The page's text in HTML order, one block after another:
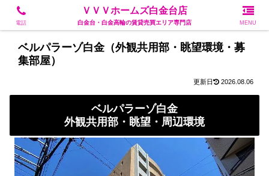
ベルパラーゾ白金（外観共用部・眺望環境・募
集部屋）
2026.08.06
ベルパラーゾ白金
外観共用部・眺望・周辺環境
電話
ＶＶＶホームズ白金台店
白金台・白金高輪の賃貸売買エリア専門店 MENU